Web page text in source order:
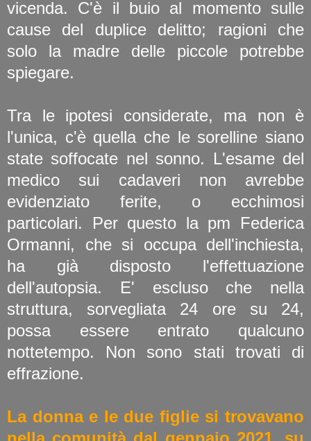
vicenda. C'è il buio al momento sulle
cause del duplice delitto; ragioni che
solo la madre delle piccole potrebbe
spiegare.
Tra le ipotesi considerate, ma non è
l'unica, c'è quella che le sorelline siano
state soffocate nel sonno. L'esame del
medico sui cadaveri non avrebbe
evidenziato ferite, o ecchimosi
particolari. Per questo la pm Federica
Ormanni, che si occupa dell'inchiesta,
ha già disposto l'effettuazione
dell'autopsia. E' escluso che nella
struttura, sorvegliata 24 ore su 24,
possa essere entrato qualcuno
nottetempo. Non sono stati trovati di
effrazione.
La donna e le due figlie si trovavano